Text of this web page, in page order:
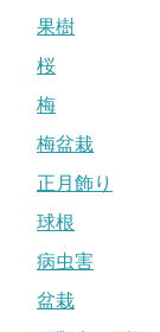
果樹
桜
梅
梅盆栽
正月飾り
球根
病虫害
盆栽